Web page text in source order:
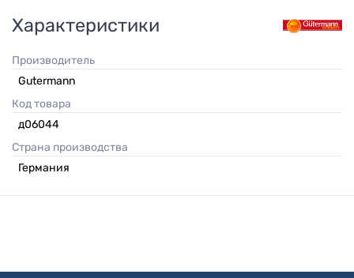
Характеристики
Производитель
Gutermann
Код товара
д06044
Страна производства
Германия